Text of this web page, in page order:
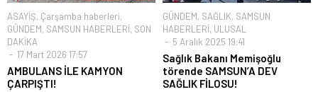
ASAYİŞ, Çarşamba haberleri,
GÜNDEM, SAMSUN HABERLERİ, SON
DAKİKA
17 Mart 2026 17:57
AMBULANS İLE KAMYON
ÇARPIŞTI!
GÜNDEM, SAĞLIK, SAMSUN
HABERLERİ, ULUSAL
5 Aralık 2025 19:41
Sağlık Bakanı Memişoğlu
törende SAMSUN’A DEV
SAĞLIK FİLOSU!